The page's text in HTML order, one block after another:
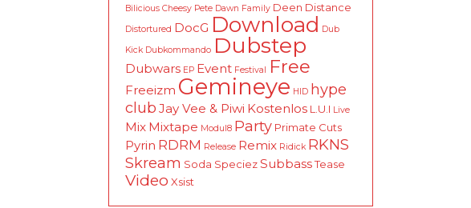
Bilicious Cheesy Pete Dawn Family Deen Distance
Distortured DocG Download Dub
Kick Dubkommando Dubstep
Dubwars EP Event Festival Free
Freeizm Gemineye HID hype
club Jay Vee & Piwi Kostenlos L.U.I Live
Mix Mixtape Modul8 Party Primate Cuts
Pyrin RDRM Release Remix Ridick RKNS
Skream Soda SpeciezSubbassTease
Video Xsist